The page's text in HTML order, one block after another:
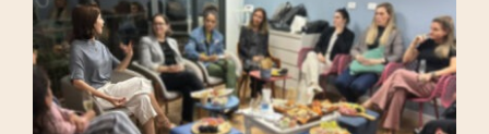
Depoimentos
Blog